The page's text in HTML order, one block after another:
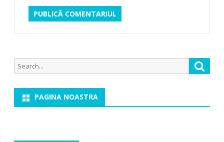
Search
for:
PAGINA NOASTRA